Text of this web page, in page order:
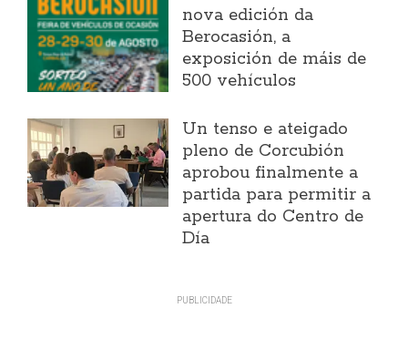
nova edición da
Berocasión, a
exposición de máis de
500 vehículos
Un tenso e ateigado
pleno de Corcubión
aprobou finalmente a
partida para permitir a
apertura do Centro de
Día